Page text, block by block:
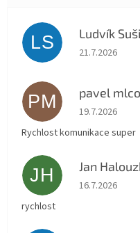
LS Ludvík
Hodnocení
21.7.2026
PM pavel
Hodnocení
19.7.2026
Rychlost komunikace super
JH Jan
Hodnocení
16.7.2026
rychlost